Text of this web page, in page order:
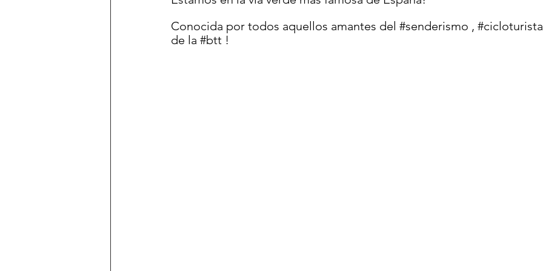
Conocida por todos aquellos amantes del #senderismo , #cicloturista
de la #btt !